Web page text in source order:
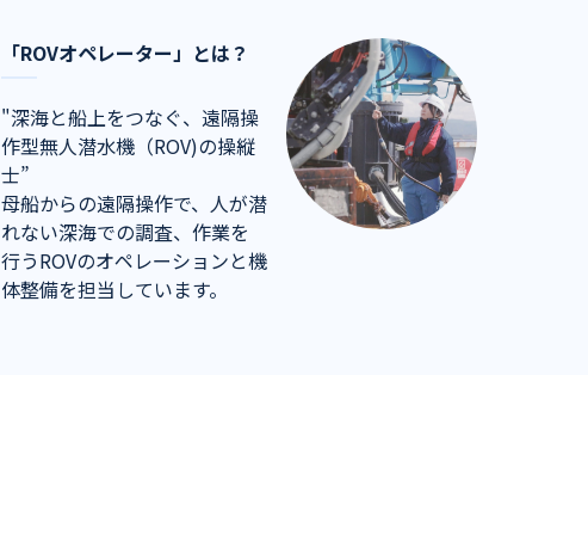
「ROVオペレーター」とは？
"深海と船上をつなぐ、遠隔操
作型無人潜水機（ROV)の操縦
士”
母船からの遠隔操作で、人が潜
れない深海での調査、作業を
行うROVのオペレーションと機
体整備を担当しています。